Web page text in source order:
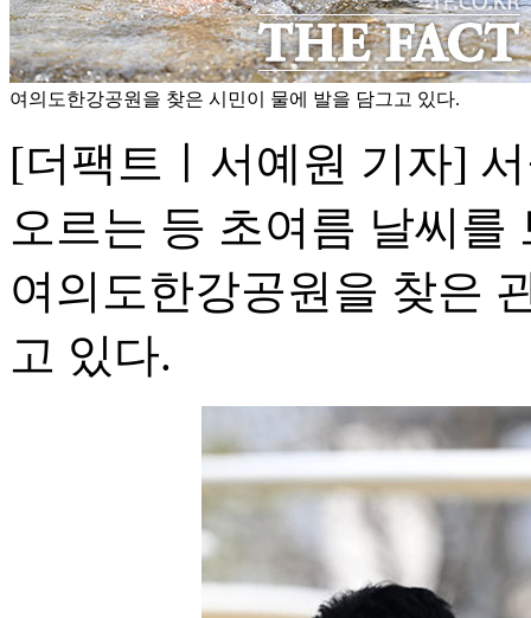
여의도한강공원을 찾은 시민이 물에 발을 담그고 있다.
[더팩트ㅣ서예원 기자]
오르는 등 초여름 날씨를
여의도한강공원을 찾은
고 있다.